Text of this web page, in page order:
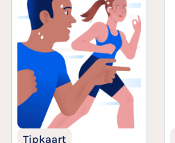
Tipkaart